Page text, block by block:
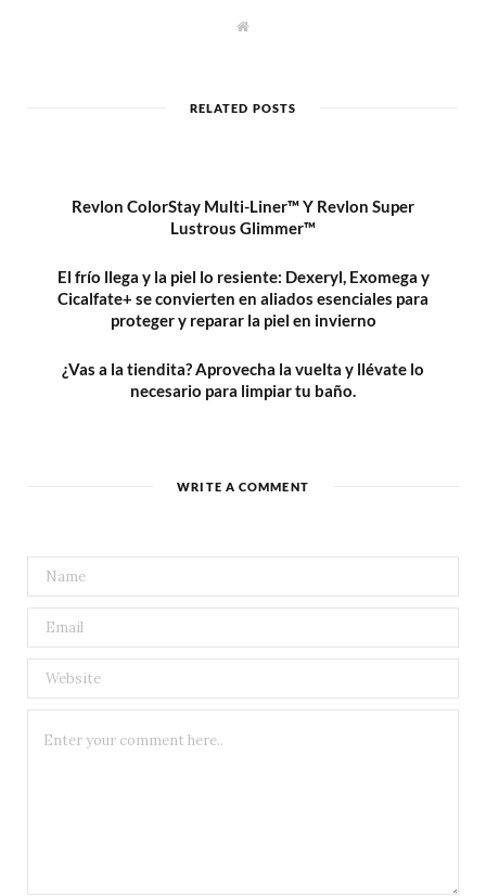
W
RELATED POSTS
Revlon ColorStay Multi-Liner™ Y Revlon Super
Lustrous Glimmer™
El frío llega y la piel lo resiente: Dexeryl, Exomega y
Cicalfate+ se convierten en aliados esenciales para
proteger y reparar la piel en invierno
¿Vas a la tiendita? Aprovecha la vuelta y llévate lo
necesario para limpiar tu baño.
WRITE A COMMENT